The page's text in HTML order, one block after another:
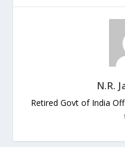
N.R.
Retired Govt of India